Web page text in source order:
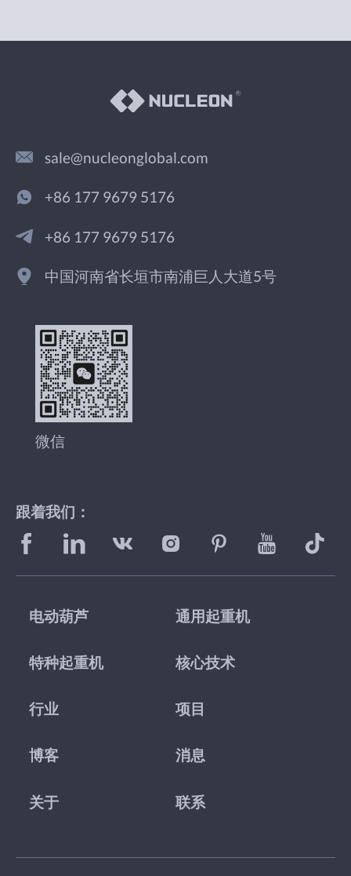
sale@nucleonglobal.com
+86 177 9679 5176
+86 177 9679 5176
中国河南省长垣市南浦巨人大道5号
微信
跟着我们：
电动葫芦 通用起重机
特种起重机 核心技术
行业 项目
博客 消息
关于 联系